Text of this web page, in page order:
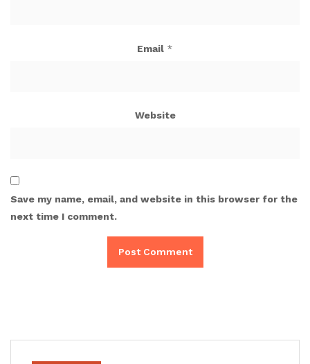
Email *
Website
Save my name, email, and website in this browser for the
next time I comment.